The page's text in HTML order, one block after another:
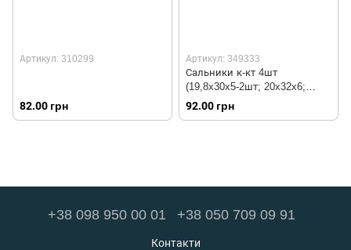
Артикул: 310299
82.00 грн
Артикул: 349333
Сальники к-кт 4шт
(19,8x30x5-2шт; 20x32x6;
27x42x7) двигуна
92.00 грн
+38 098 950 00 01 +38 050 709 09 91
Контакти